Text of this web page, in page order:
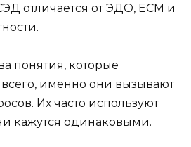
отличается от ЭДО, ЕСМ и
понятия, которые
именно они вызывают
Их часто используют
кажутся одинаковыми.